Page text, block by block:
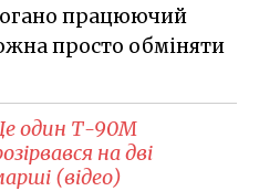
працюючий
просто обміняти
один Т-90М
на дві
(відео)